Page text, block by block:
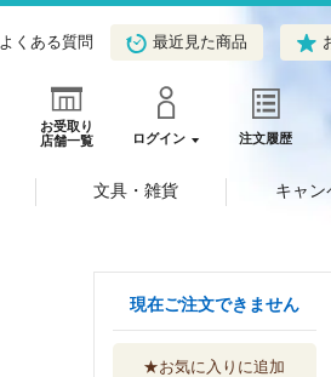
よくある質問 最近見た商品
お受取り
店舗一覧
ログイン 注文履歴
文具・雑貨 キャン
現在ご注文できません
★お気に入りに追加